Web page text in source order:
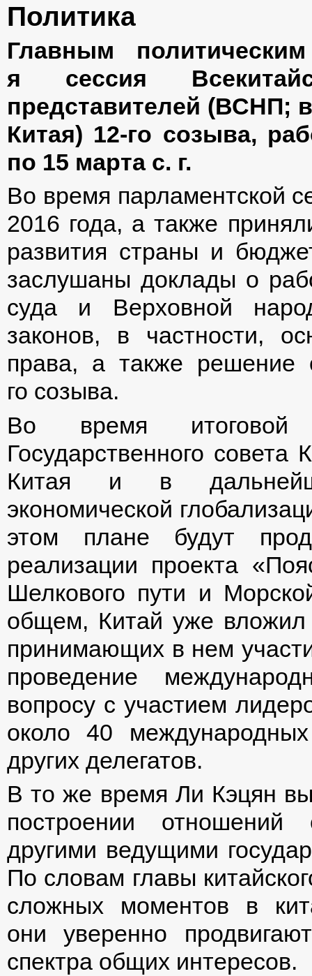
Политика
Главным
я сессия
представителей (ВСНП;
Китая) 12-го созыва,
по 15 марта с. г.
Во время парламентской
2016 года, а также
развития страны и
заслушаны доклады о
суда и Верховной
законов, в частности,
права, а также
го созыва.
Во время итоговой
Государственного
Китая и в
экономической
этом плане будут
реализации проекта
Шелкового пути и
общем, Китай уже
принимающих в нем
проведение
вопросу с участием
около 40
других делегатов.
В то же время Ли Кэцян
построении отношений
другими ведущими
По словам главы
сложных моментов в
они уверенно
спектра общих интересов.